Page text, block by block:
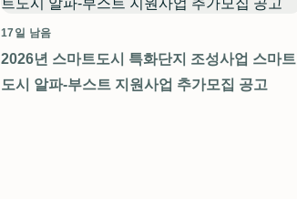
17일 남음
2026년 스마트도시 특화단지 조성사업 스마트
도시 알파-부스트 지원사업 추가모집 공고